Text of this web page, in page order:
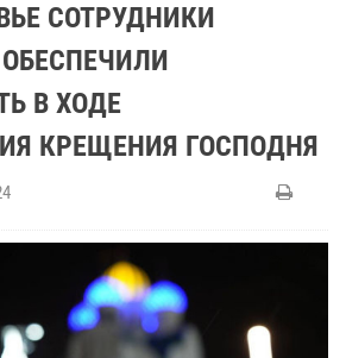
СОТРУДНИКИ
В ХОДЕ
КРЕЩЕНИЯ ГОСПОДНЯ